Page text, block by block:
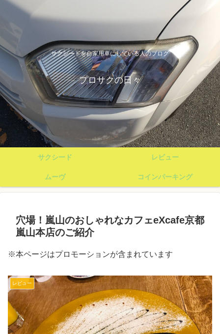
サクシードを自家用車にしている人のブログ
プロサクの日々
サクシード レビュー
ムーヴ コインパーキング
穴場！嵐山のおしゃれなカフェeXcafe京都
嵐山本店のご紹介
※本ページはプロモーションが含まれています
レビュー